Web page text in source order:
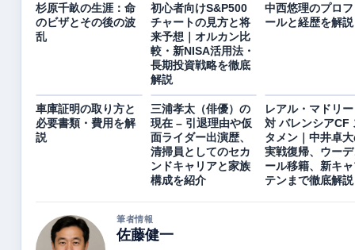
杉原千畝の生涯：命
のビザとその後の波
乱
初心者向けS&P500
チャートの見方と将
来予想｜オルカン比
較・新NISA活用法・
長期投資戦略を徹底
解説
中西悠理のプロ
ールと経歴を解説
車庫証明の取り方と
必要書類・費用を解
説
三浦孝太（俳優）の
現在 – 引退理由や仮
面ライダー出演歴、
清掃員としてのセカ
ンドキャリアと家族
構成を紹介
レアル・マドリ
対 バレンシアCF
タメン｜中井卓
実戦復帰、ウー
ール移籍、新キ
テンまで徹底解説
筆者情報
佐藤健一